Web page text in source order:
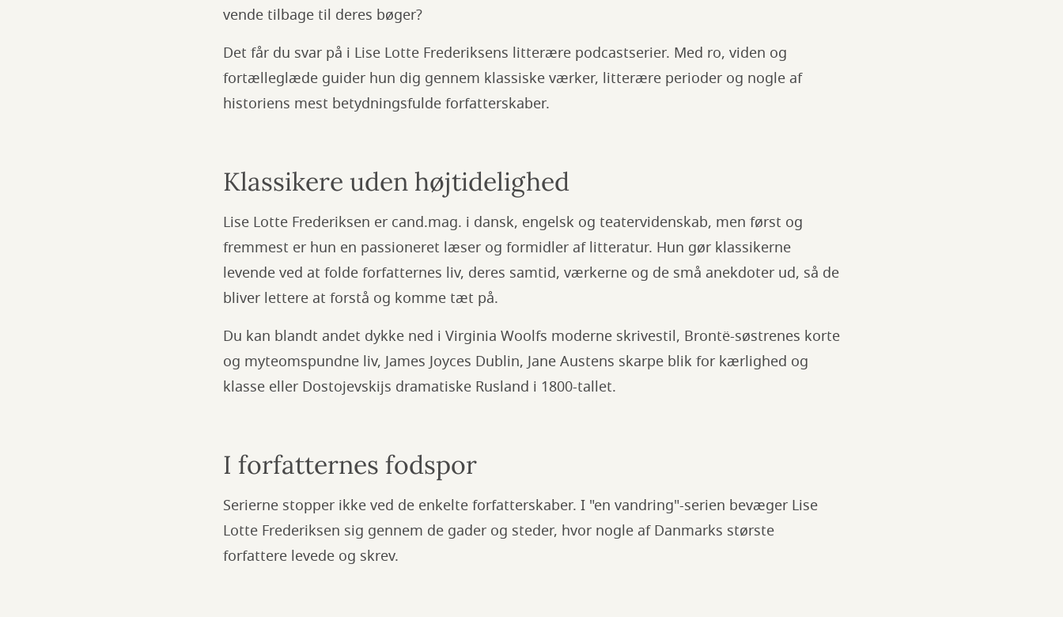
vende tilbage til deres bøger?
Det får du svar på i Lise Lotte Frederiksens litterære podcastserier. Med ro, viden og
fortælleglæde guider hun dig gennem klassiske værker, litterære perioder og nogle af
historiens mest betydningsfulde forfatterskaber.
Klassikere uden højtidelighed
Lise Lotte Frederiksen er cand.mag. i dansk, engelsk og teatervidenskab, men først og
fremmest er hun en passioneret læser og formidler af litteratur. Hun gør klassikerne
levende ved at folde forfatternes liv, deres samtid, værkerne og de små anekdoter ud, så de
bliver lettere at forstå og komme tæt på.
Du kan blandt andet dykke ned i Virginia Woolfs moderne skrivestil, Brontë-søstrenes korte
og myteomspundne liv, James Joyces Dublin, Jane Austens skarpe blik for kærlighed og
klasse eller Dostojevskijs dramatiske Rusland i 1800-tallet.
I forfatternes fodspor
Serierne stopper ikke ved de enkelte forfatterskaber. I "en vandring"-serien bevæger Lise
Lotte Frederiksen sig gennem de gader og steder, hvor nogle af Danmarks største
forfattere levede og skrev.